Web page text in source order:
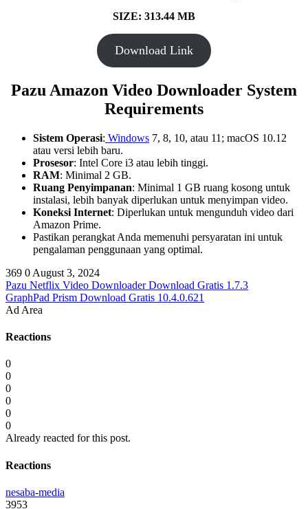
SIZE: 313.44 MB
Download Link
Pazu Amazon Video Downloader System
Requirements
Sistem Operasi: Windows 7, 8, 10, atau 11; macOS 10.12
atau versi lebih baru.
Prosesor: Intel Core i3 atau lebih tinggi.
RAM: Minimal 2 GB.
Ruang Penyimpanan: Minimal 1 GB ruang kosong untuk
instalasi, lebih banyak diperlukan untuk menyimpan video.
Koneksi Internet: Diperlukan untuk mengunduh video dari
Amazon Prime.
Pastikan perangkat Anda memenuhi persyaratan ini untuk
pengalaman penggunaan yang optimal.
369 0 August 3, 2024
Pazu Netflix Video Downloader Download Gratis 1.7.3
GraphPad Prism Download Gratis 10.4.0.621
Ad Area
Reactions
0
0
0
0
0
0
Already reacted for this post.
Reactions
nesaba-media
3953